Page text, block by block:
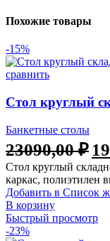
Похожие товары
-15%
сравнить
Стол круглый
Банкетные столы
23090,00₽
Стол круглый
каркас, полиэтилен
Добавить в Список
В корзину
Быстрый просмотр
-23%